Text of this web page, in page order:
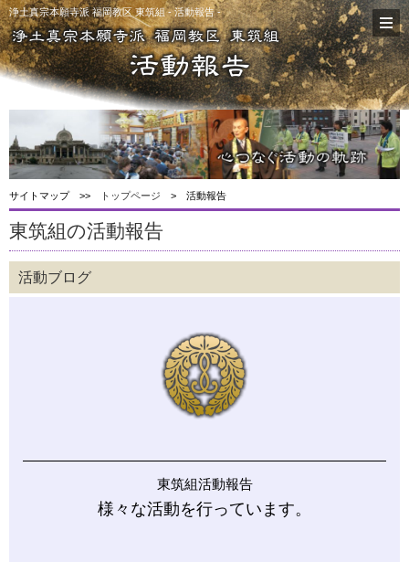
浄土真宗本願寺派 福岡教区 東筑組 - 活動報告 -
サイトマップ >> トップページ > 活動報告
東筑組の活動報告
活動ブログ